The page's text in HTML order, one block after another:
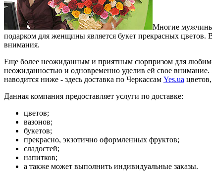
Многие мужчины
подарком для женщины является букет прекрасных
внимания.
Еще более неожиданным и приятным сюрпризом для
неожиданностью и одновременно уделив ей свое
наводится ниже - здесь доставка по Черкассам Yes.ua
Данная компания предоставляет услуги по доставке:
цветов;
вазонов;
букетов;
прекрасно, экзотично оформленных фруктов;
сладостей;
напитков;
а также может выполнить индивидуальные заказы.